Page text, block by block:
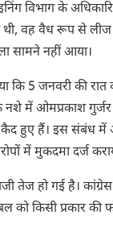
विभाग के
थी, वह वैध रूप से
सामने नहीं आया।
कि 5 जनवरी की
में ओमप्रकाश गुर्जर
हुए हैं। इस संबंध में
में मुकदमा दर्ज
हो गई है। कांग्रेस
को किसी प्रकार